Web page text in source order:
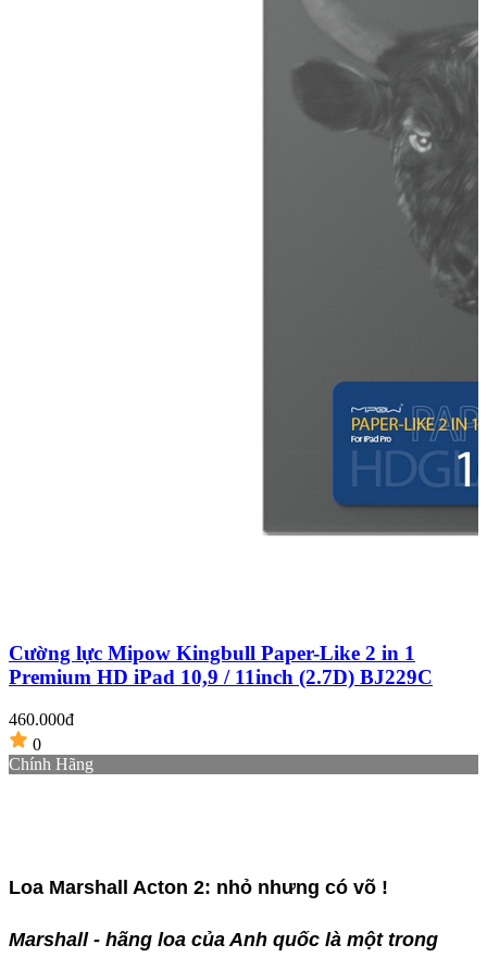
Cường lực Mipow Kingbull Paper-Like 2 in 1
Premium HD iPad 10,9 / 11inch (2.7D) BJ229C
460.000đ
0
Chính Hãng
Loa Marshall Acton 2: nhỏ nhưng có võ !
Marshall - hãng loa của Anh quốc là một trong